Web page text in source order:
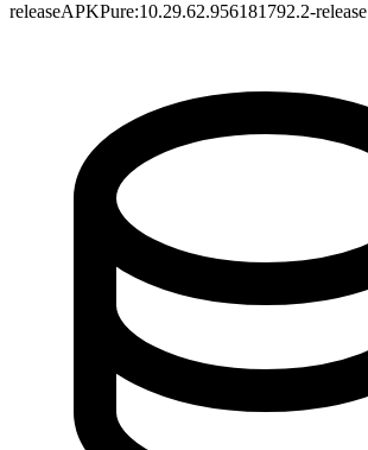
releaseAPKPure:10.29.62.956181792.2-release